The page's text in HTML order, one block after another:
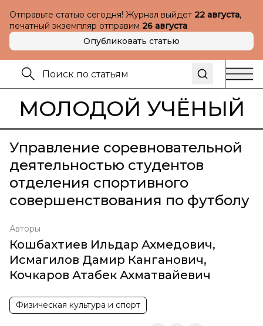
Отправьте статью сегодня! Журнал выйдет 22 августа,
печатный экземпляр отправим 26 августа
Опубликовать статью
МОЛОДОЙ УЧЁНЫЙ
Управление соревновательной
деятельностью студентов
отделения спортивного
совершенствования по футболу
Авторы
Кошбахтиев Ильдар Ахмедович,
Исмагилов Дамир Канганович,
Кочкаров Атабек Ахматвайевич
Физическая культура и спорт